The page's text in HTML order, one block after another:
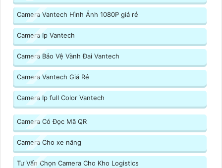
Camera Vantech Hình Ảnh 1080P giá rẻ
Camera Ip Vantech
Camera Bảo Vệ Vành Đai Vantech
Camera Vantech Giá Rẻ
Camera Ip full Color Vantech
Camera Có Đọc Mã QR
Camera Cho xe nâng
Tư Vấn Chọn Camera Cho Kho Logistics